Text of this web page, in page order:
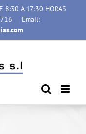
8:30 A 17:30 HORAS
Email: